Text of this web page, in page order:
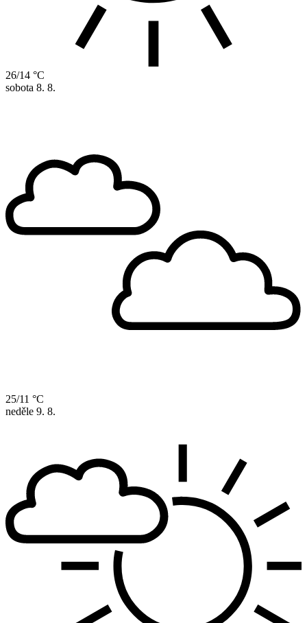
26/14 °C
sobota 8. 8.
25/11 °C
neděle 9. 8.